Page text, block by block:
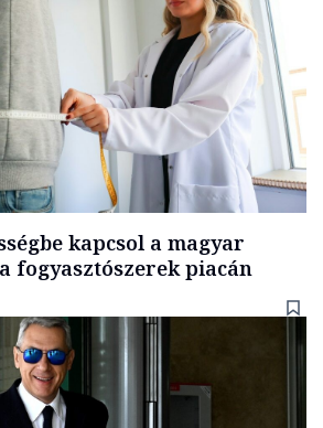
kapcsol a magyar
fogyasztószerek piacán